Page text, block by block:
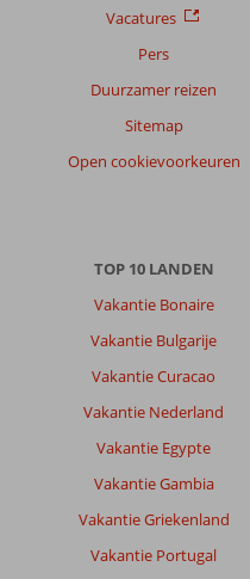
Vacatures
Pers
Duurzamer reizen
Sitemap
Open cookievoorkeuren
TOP 10 LANDEN
Vakantie Bonaire
Vakantie Bulgarije
Vakantie Curacao
Vakantie Nederland
Vakantie Egypte
Vakantie Gambia
Vakantie Griekenland
Vakantie Portugal